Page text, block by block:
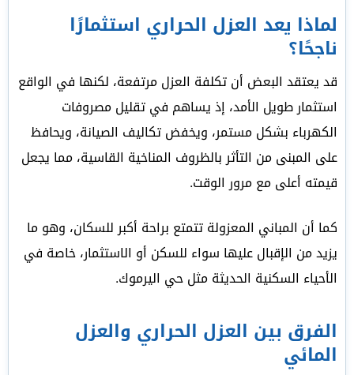
لماذا يعد العزل الحراري استثمارًا
ناجحًا؟
قد يعتقد البعض أن تكلفة العزل مرتفعة، لكنها في الواقع
استثمار طويل الأمد، إذ يساهم في تقليل مصروفات
الكهرباء بشكل مستمر، ويخفض تكاليف الصيانة، ويحافظ
على المبنى من التأثر بالظروف المناخية القاسية، مما يجعل
قيمته أعلى مع مرور الوقت.
كما أن المباني المعزولة تتمتع براحة أكبر للسكان، وهو ما
يزيد من الإقبال عليها سواء للسكن أو الاستثمار، خاصة في
الأحياء السكنية الحديثة مثل حي اليرموك.
الفرق بين العزل الحراري والعزل
المائي